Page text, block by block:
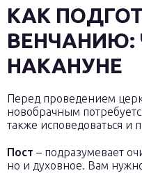
КАК
ВЕНЧАНИЮ:
НАКАНУНЕ
Перед проведением
новобрачным
также исповедоваться и
Пост – подразумевает
но и духовное. Вам